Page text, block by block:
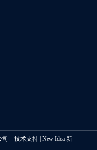
司 技术支持 | New Idea 新